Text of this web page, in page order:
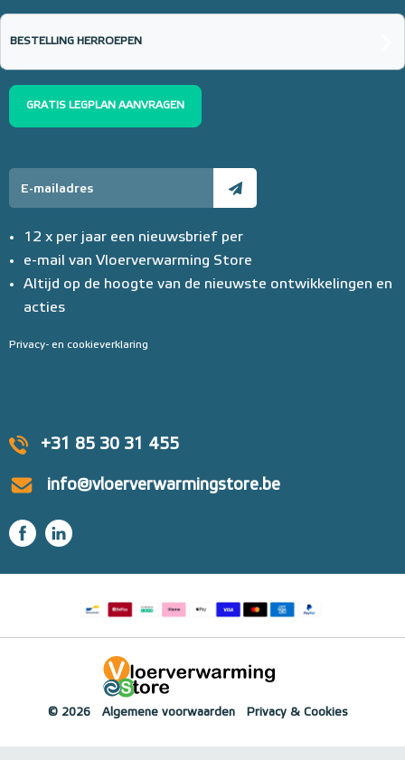
+31 85 30 31 455
info@vloerverwarmingstore.be
BESTELLING HERROEPEN
GRATIS LEGPLAN AANVRAGEN
12 x per jaar een nieuwsbrief per
e-mail van Vloerverwarming Store
Altijd op de hoogte van de nieuwste ontwikkelingen en
acties
Privacy- en cookieverklaring
© 2026 Algemene voorwaarden Privacy & Cookies